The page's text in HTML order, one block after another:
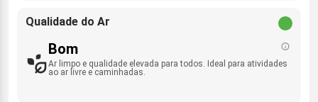
Qualidade do Ar
Bom
Ar limpo e qualidade elevada para todos. Ideal para atividades
ao ar livre e caminhadas.